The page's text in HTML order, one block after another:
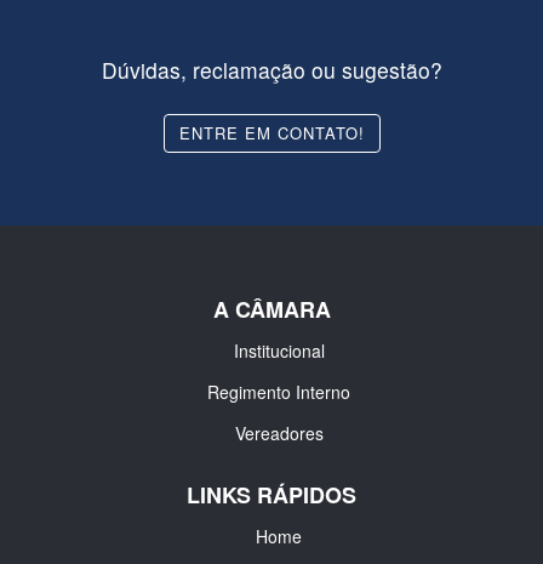
Dúvidas, reclamação ou sugestão?
ENTRE EM CONTATO!
A CÂMARA
Institucional
Regimento Interno
Vereadores
LINKS RÁPIDOS
Home